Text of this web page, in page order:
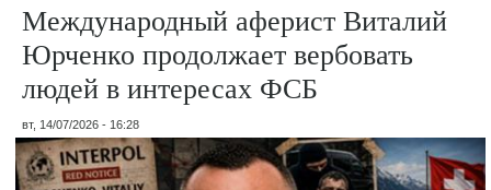
Международный аферист Виталий
Юрченко продолжает вербовать
людей в интересах ФСБ
вт, 14/07/2026 - 16:28